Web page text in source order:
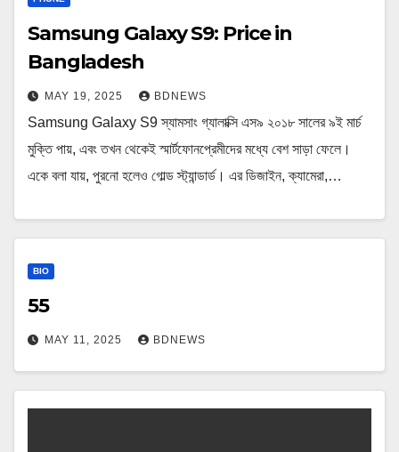
Samsung Galaxy S9: Price in
Bangladesh
MAY 19, 2025 BDNEWS
Samsung Galaxy S9 স্যামসাং গ্যালাক্সি এস৯ ২০১৮ সালের ৯ই মার্চ
মুক্তি পায়, এবং তখন থেকেই স্মার্টফোনপ্রেমীদের মধ্যে বেশ সাড়া ফেলে।
একে বলা যায়, পুরনো হলেও গোল্ড স্ট্যান্ডার্ড। এর ডিজাইন, ক্যামেরা,…
BIO
55
MAY 11, 2025 BDNEWS